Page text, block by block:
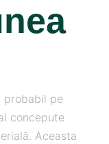
probabil pe
concepute
Aceasta